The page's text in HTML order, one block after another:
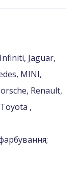
Jaguar,
MINI,
Renault,
,